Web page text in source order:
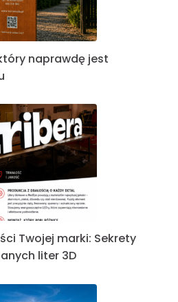
naprawdę jest
Twojej marki: Sekrety
liter 3D